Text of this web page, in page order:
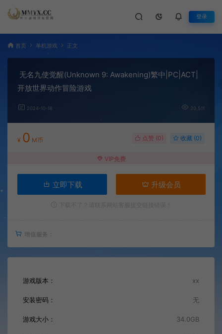
登录
首页 单机游戏 正文
无名九使觉醒(Unknown 9: Awakening)繁中|PC|ACT|
开放世界动作冒险游戏
2024-10-18 20,511
¥ 0 M币 点赞 (0) 收藏 (0)
VIP免费
立即下载 升级会员
增值服务：
游戏版本： xx
安装密码： 无
游戏大小： 34.0GB